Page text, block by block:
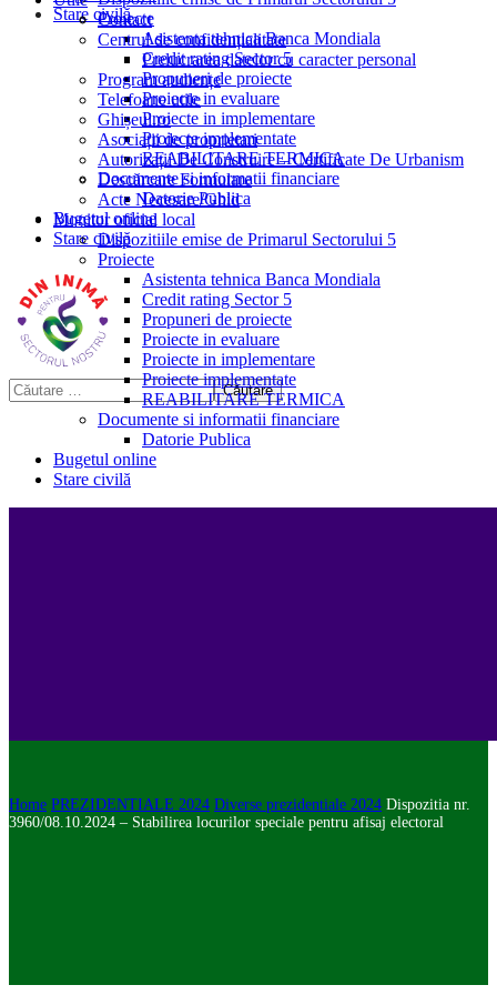
Stare civilă
Proiecte
Asistenta tehnica Banca Mondiala
Credit rating Sector 5
Propuneri de proiecte
Proiecte in evaluare
Proiecte in implementare
Proiecte implementate
REABILITARE TERMICA
Documente si informatii financiare
Datorie Publica
Bugetul online
Stare civilă
Contact
Centrul de confidențialitate
Prelucrarea datelor cu caracter personal
Program audiențe
Telefoane utile
Ghișeul.ro
Asociații de proprietari
Autorizații De Construire – Certificate De Urbanism
Descărcare Formulare
Acte Necesare/Ghid
Monitor oficial local
Dispozitiile emise de Primarul Sectorului 5
Proiecte
Asistenta tehnica Banca Mondiala
Credit rating Sector 5
Propuneri de proiecte
Proiecte in evaluare
Proiecte in implementare
Proiecte implementate
REABILITARE TERMICA
Documente si informatii financiare
Datorie Publica
Bugetul online
Stare civilă
Home PREZIDENTIALE 2024 Diverse prezidentiale 2024 Dispozitia nr.
3960/08.10.2024 – Stabilirea locurilor speciale pentru afisaj electoral